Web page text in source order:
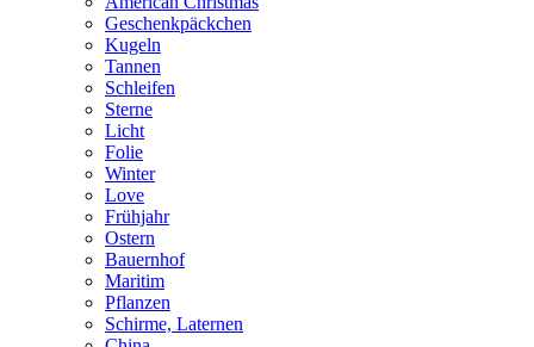
Geschenkpäckchen
Kugeln
Tannen
Schleifen
Sterne
Licht
Folie
Winter
Love
Frühjahr
Ostern
Bauernhof
Maritim
Pflanzen
Schirme, Laternen